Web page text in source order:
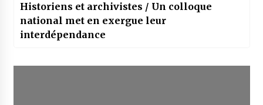
Historiens et archivistes / Un colloque
national met en exergue leur
interdépendance